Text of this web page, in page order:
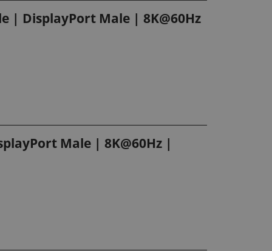
| DisplayPort Male | 8K@60Hz
Male | 8K@60Hz |